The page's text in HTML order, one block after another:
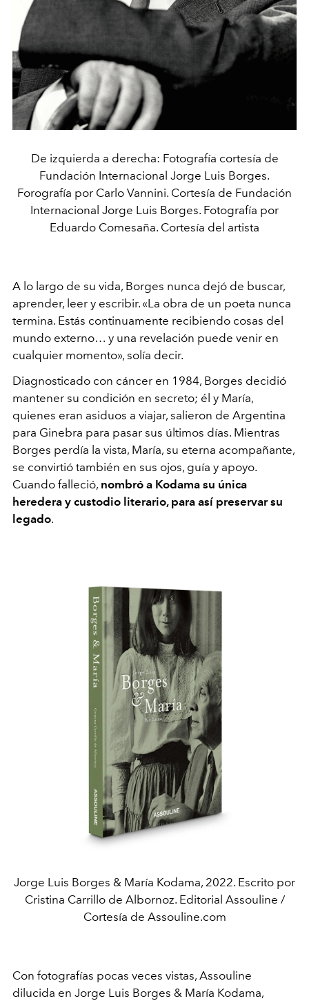
De izquierda a derecha: Fotografía cortesía de
Fundación Internacional Jorge Luis Borges.
Forografía por Carlo Vannini. Cortesía de Fundación
Internacional Jorge Luis Borges. Fotografía por
Eduardo Comesaña. Cortesía del artista
A lo largo de su vida, Borges nunca dejó de buscar,
aprender, leer y escribir. «La obra de un poeta nunca
termina. Estás continuamente recibiendo cosas del
mundo externo… y una revelación puede venir en
cualquier momento», solía decir.
Diagnosticado con cáncer en 1984, Borges decidió
mantener su condición en secreto; él y María,
quienes eran asiduos a viajar, salieron de Argentina
para Ginebra para pasar sus últimos días. Mientras
Borges perdía la vista, María, su eterna acompañante,
se convirtió también en sus ojos, guía y apoyo.
Cuando falleció, nombró a Kodama su única
heredera y custodio literario, para así preservar su
legado.
Jorge Luis Borges & María Kodama, 2022. Escrito por
Cristina Carrillo de Albornoz. Editorial Assouline /
Cortesía de Assouline.com
Con fotografías pocas veces vistas, Assouline
dilucida en Jorge Luis Borges & María Kodama,